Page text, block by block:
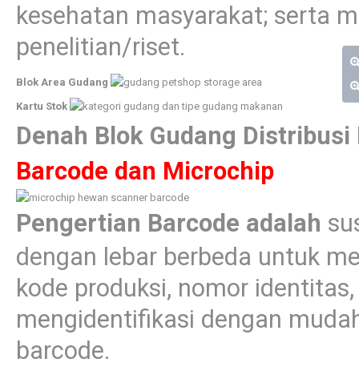
kesehatan masyarakat; serta
penelitian/riset.
Blok Area Gudang
Kartu Stok
Denah Blok Gudang Distribusi
Barcode dan Microchip
Pengertian Barcode adalah
dengan lebar berbeda untuk
kode produksi, nomor
mengidentifikasi dengan
barcode.